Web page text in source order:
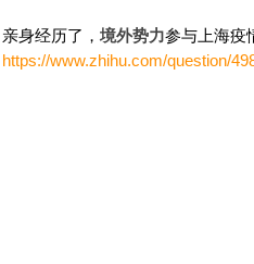
亲身经历了， 境外势力参与上海疫
https://www.zhihu.com/question/